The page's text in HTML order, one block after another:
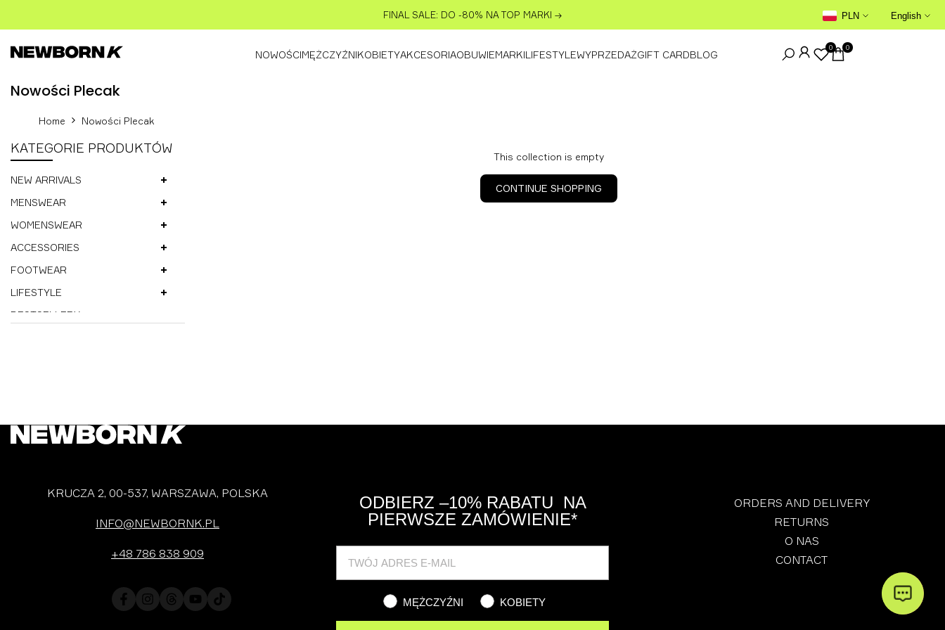
FINAL SALE: DO -80% NA TOP MARKI → GWARANCJA AUTENTYCZNOŚCI →PLN English
MĘŻCZYŹNIKOBIETYAKCESORIA
NOWOŚCI OBUWIEMARKILIFESTYLEWYPRZEDAŻGIFT CARDBLOG
0 0
Nowości
Plecak
Nowości Plecak
Home Nowości Plecak
This collection is empty
CONTINUE SHOPPING
KATEGORIE PRODUKTÓW
NEW ARRIVALS
MENSWEAR
WOMENSWEAR
ACCESSORIES
FOOTWEAR
LIFESTYLE
BESTSELLERY
KRUCZA 2, 00-537, WARSZAWA, POLSKA
INFO@NEWBORNK.PL
+48 786 838 909
FacebookInstagramTranslation
missing:
YouTubeTikTok
ODBIERZ –10% RABATU NA
PIERWSZE ZAMÓWIENIE*
Cat MĘŻCZYŹNI KOBIETY
ORDERS AND DELIVERY
RETURNS
O NAS
CONTACT